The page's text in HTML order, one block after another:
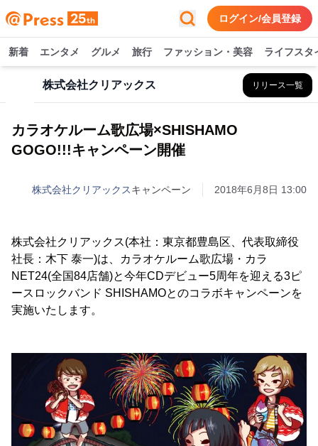
ログイン/会員登録
新着 エンタメ グルメ 旅行 ファッション・美容 ライフスタ
株式会社クリアックス リリース一覧
カラオケルーム歌広場×SHISHAMO
GOGO!!!キャンペーン開催
株式会社クリアックスキャンペーン 2018年6月8日 13:00
株式会社クリアックス(本社：東京都豊島区、代表取締役
社長：木下 泰一)は、カラオケルーム歌広場・カラ
NET24(全国84店舗)と今年CDデビュー5周年を迎える3ピ
ースロックバンド SHISHAMOとのコラボキャンペーンを
実施いたします。